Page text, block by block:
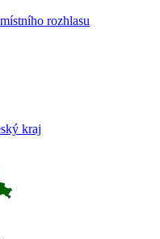
rozhlasu